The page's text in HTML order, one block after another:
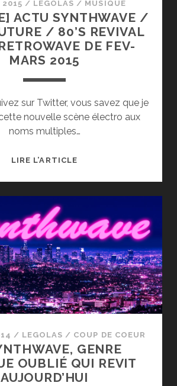
2015 / LEGOLAS / MUSIQUE
ACTU SYNTHWAVE /
/ 80’S REVIVAL
DE FEV-
MARS 2015
sur Twitter, vous savez que je
nouvelle scène électro aux
noms multiples…
LIRE L’ARTICLE[MUSIQUE]
RETROFUTURE
/
80’S
REVIVAL
/
NEWRETROWAVE
DE
FEV-
2015
/ LEGOLAS / COUP DE COEUR
GENRE
OUBLIÉ QUI REVIT
AUJOURD’HUI